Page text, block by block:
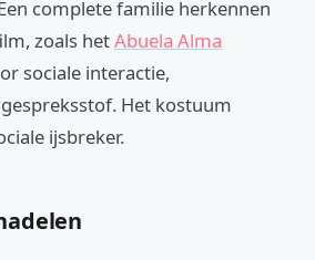
complete familie herkennen
zoals hetAbuela Alma
sociale interactie,
Het kostuum
ijsbreker.